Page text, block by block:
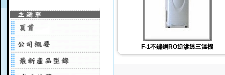
F-1不鏽鋼RO逆滲透三溫機